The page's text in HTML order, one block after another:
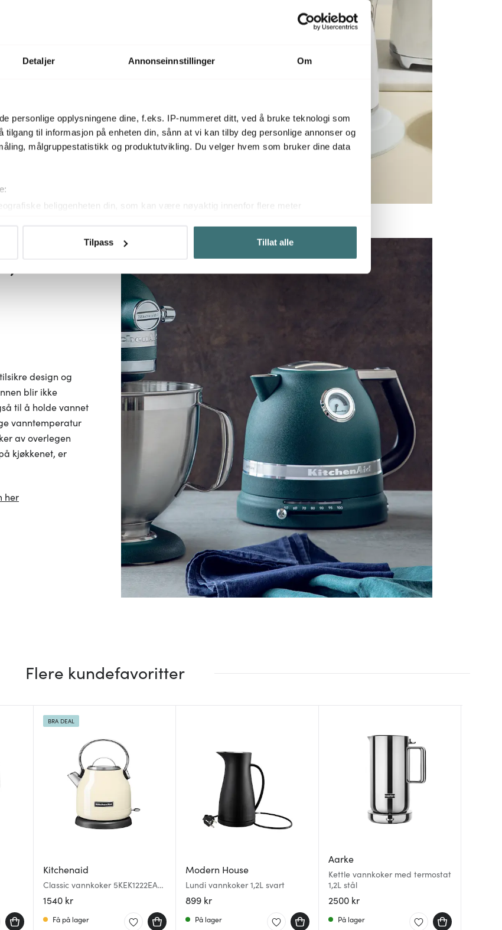
Detaljer Annonseinnstillinger Om
personlige opplysningene dine, f.eks. IP-nummeret ditt, ved å bruke teknologi som
tilgang til informasjon på enheten din, sånn at vi kan tilby deg personlige annonser og
målgruppestatistikk og produktutvikling. Du velger hvem som bruker dine data
beliggenheten din, som kan være nøyaktig innenfor flere meter
tilbake ditt samtykke fra erklæringen om informasjonskapsler.
innhold og annonser et personlig preg, for å levere sosiale mediefunksjoner og for å
informasjon om hvordan du bruker nettstedet vårt, med partnerne våre innen
som kan kombinere den med annen informasjon du har gjort tilgjengelig for
din bruk av tjenestene deres.
Tilpass Tillat alle
har en kapasitet
som
har
avtagbart
er
kjøkkenet.
her
L
design og
blir ikke
til å holde vannet
vanntemperatur
av overlegen
kjøkkenet, er
her
Flere kundefavoritter
Kitchenaid
Classic vannkoker 5KEK1222EAC
1,25L almond cream
1540 kr
BRA DEAL
Få på lager
Modern House
Lundi vannkoker 1,2L svart
899 kr
På lager
Aarke
Kettle vannkoker med termostat
1,2L stål
2500 kr
På lager